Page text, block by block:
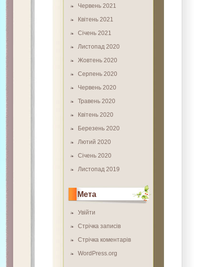
Червень 2021
Квітень 2021
Січень 2021
Листопад 2020
Жовтень 2020
Серпень 2020
Червень 2020
Травень 2020
Квітень 2020
Березень 2020
Лютий 2020
Січень 2020
Листопад 2019
Мета
Увійти
Стрічка записів
Стрічка коментарів
WordPress.org